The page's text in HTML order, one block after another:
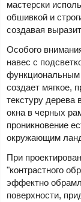
мастерски
обшивкой и
создавая
Особого
навес с
функциональным
создает мягкое,
текстуру
окна в черных
проникновение
окружающим
При
"контрастного
эффектно
поверхности,